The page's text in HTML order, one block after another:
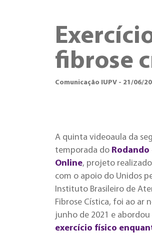
fibrose
Comunicação IUPV - 21/06/
A quinta videoaula da
temporada do Rodando
Online, projeto
com o apoio do Unidos
Instituto Brasileiro de
Fibrose Cística, foi ao ar
junho de 2021 e abordou
exercício físico